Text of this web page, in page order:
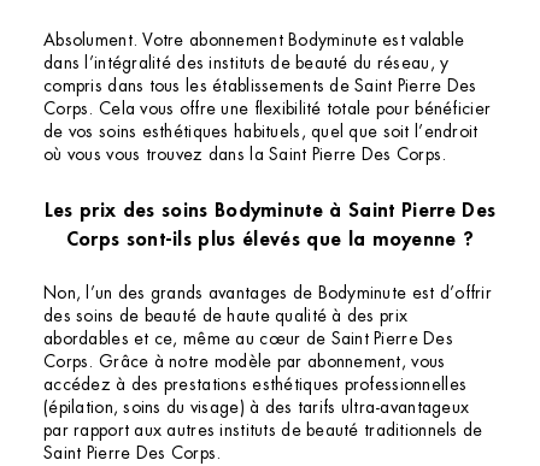
Absolument. Votre abonnement Bodyminute est valable
dans l’intégralité des instituts de beauté du réseau, y
compris dans tous les établissements de Saint Pierre Des
Corps. Cela vous offre une flexibilité totale pour bénéficier
de vos soins esthétiques habituels, quel que soit l’endroit
où vous vous trouvez dans la Saint Pierre Des Corps.
Les prix des soins Bodyminute à Saint Pierre Des
Corps sont-ils plus élevés que la moyenne ?
Non, l’un des grands avantages de Bodyminute est d’offrir
des soins de beauté de haute qualité à des prix
abordables et ce, même au cœur de Saint Pierre Des
Corps. Grâce à notre modèle par abonnement, vous
accédez à des prestations esthétiques professionnelles
(épilation, soins du visage) à des tarifs ultra-avantageux
par rapport aux autres instituts de beauté traditionnels de
Saint Pierre Des Corps.